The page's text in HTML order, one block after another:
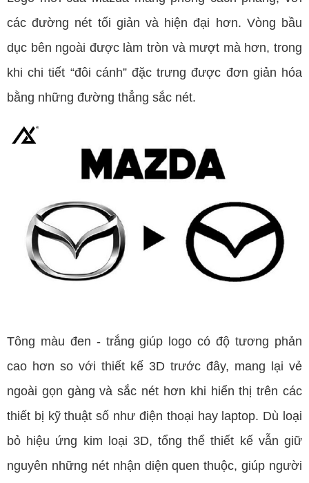
các đường nét tối giản và hiện đại hơn. Vòng bầu
dục bên ngoài được làm tròn và mượt mà hơn, trong
khi chi tiết “đôi cánh” đặc trưng được đơn giản hóa
bằng những đường thẳng sắc nét.
Tông màu đen - trắng giúp logo có độ tương phản
cao hơn so với thiết kế 3D trước đây, mang lại vẻ
ngoài gọn gàng và sắc nét hơn khi hiển thị trên các
thiết bị kỹ thuật số như điện thoại hay laptop. Dù loại
bỏ hiệu ứng kim loại 3D, tổng thể thiết kế vẫn giữ
nguyên những nét nhận diện quen thuộc, giúp người